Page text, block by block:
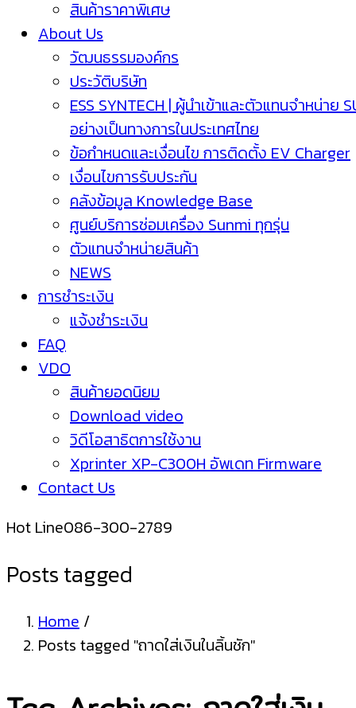
สินค้าราคาพิเศษ
About Us
วัฒนธรรมองค์กร
ประวัติบริษัท
ESS SYNTECH | ผู้นำเข้าและตัวแทนจำหน่าย
อย่างเป็นทางการในประเทศไทย
ข้อกำหนดและเงื่อนไข การติดตั้ง EV Charger
เงื่อนไขการรับประกัน
คลังข้อมูล Knowledge Base
ศูนย์บริการซ่อมเครื่อง Sunmi ทุกรุ่น
ตัวแทนจำหน่ายสินค้า
NEWS
การชำระเงิน
แจ้งชำระเงิน
FAQ
VDO
สินค้ายอดนิยม
Download video
วิดีโอสาธิตการใช้งาน
Xprinter XP-C300H อัพเดท Firmware
Contact Us
Hot Line086-300-2789
Posts tagged
Home /
Posts tagged "ถาดใส่เงินในลิ้นชัก"